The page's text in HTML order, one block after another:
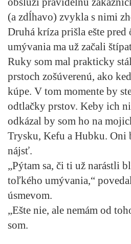
(a zdĺhavo) zvykla s nimi
Druhá kríza prišla ešte
umývania ma už začali
Ruky som mal prakticky
prstoch zošúverenú, ako
kúpe. V tom momente by
odtlačky prstov. Keby ich
odkázal by som ho na
Trysku, Kefu a Hubku. Oni
nájsť.
„Pýtam sa, či ti už narástli
toľkého umývania,“
úsmevom.
„Ešte nie, ale nemám od
som.